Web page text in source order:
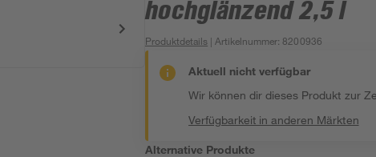
hochglänzend 2,5 l
Produktdetails | Artikelnummer: 8200936
Aktuell nicht verfügbar
Wir können dir dieses Produkt zur
Verfügbarkeit in anderen Märkten
Alternative Produkte